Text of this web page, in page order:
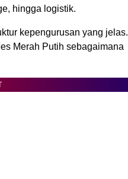
hingga logistik.
kepengurusan yang jelas.
Merah Putih sebagaimana